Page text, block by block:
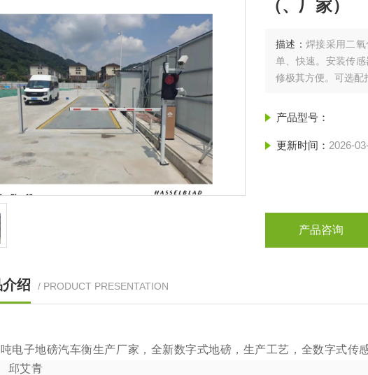
（、厂家）
描述：焊接采用二
单、快速。安装传
修极其方便。可选配
产品型号：
更新时间： 2026-
产品咨询
绍 / PRODUCT PRESENTATION
吨电子地磅汽车衡生产厂家，全新数字式地磅，生产工艺，全数字式传
邱艾青